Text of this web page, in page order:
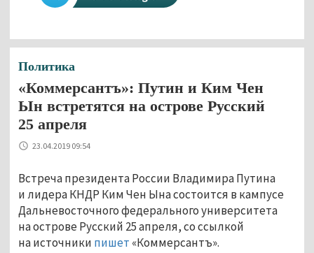
Политика
«Коммерсантъ»: Путин и Ким Чен
Ын встретятся на острове Русский
25 апреля
23.04.2019 09:54
Встреча президента России Владимира Путина
и лидера КНДР Ким Чен Ына состоится в кампусе
Дальневосточного федерального университета
на острове Русский 25 апреля, со ссылкой
на источники пишет «Коммерсантъ».